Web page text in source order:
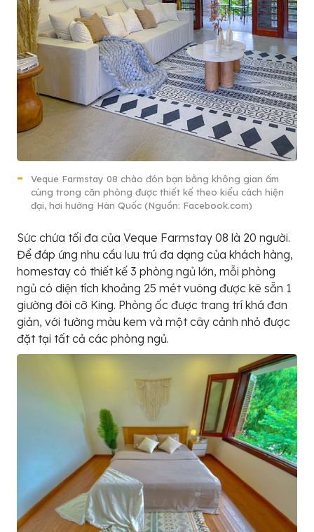
Veque Farmstay 08 chào đón bạn bằng không gian ấm
cúng trong căn phòng được thiết kế theo kiểu cách hiện
đại, hơi hướng Hàn Quốc (Nguồn: Facebook.com)
Sức chứa tối đa của Veque Farmstay 08 là 20 người.
Để đáp ứng nhu cầu lưu trú đa dạng của khách hàng,
homestay có thiết kế 3 phòng ngủ lớn, mỗi phòng
ngủ có diện tích khoảng 25 mét vuông được kê sẵn 1
giường đôi cỡ King. Phòng ốc được trang trí khá đơn
giản, với tường màu kem và một cây cảnh nhỏ được
đặt tại tất cả các phòng ngủ.